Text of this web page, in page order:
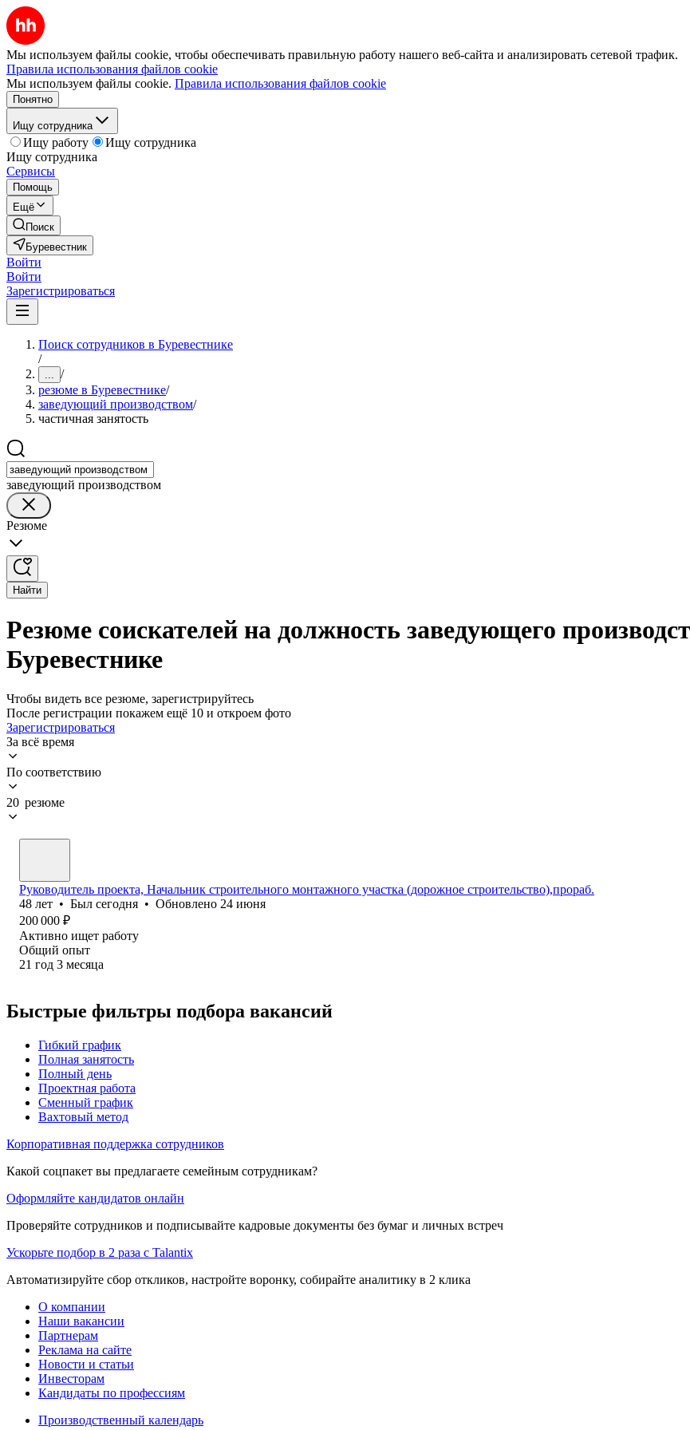
Мы используем файлы cookie, чтобы обеспечивать правильную работу нашего веб-сайта и анализировать сетевой трафик.
Правила использования файлов cookie
Мы используем файлы cookie. Правила использования файлов cookie
Понятно
Ищу сотрудника
Ищу работу
Ищу сотрудника
Ищу сотрудника
Сервисы
Помощь
Ещё
Поиск
Буревестник
Войти
Войти
Зарегистрироваться
Поиск сотрудников в Буревестнике
/
... /
резюме в Буревестнике/
заведующий производством/
частичная занятость
заведующий производством
Резюме
Найти
Резюме соискателей на должность заведующего
Буревестнике
Чтобы видеть все резюме, зарегистрируйтесь
После регистрации покажем ещё 10 и откроем фото
Зарегистрироваться
За всё время
По соответствию
20 резюме
Руководитель проекта, Начальник строительного монтажного участка (дорожное строительство),прораб.
48 лет • Был сегодня • Обновлено 24 июня
200 000 ₽
Активно ищет работу
Общий опыт
21 год 3 месяца
Быстрые фильтры подбора вакансий
Гибкий график
Полная занятость
Полный день
Проектная работа
Сменный график
Вахтовый метод
Корпоративная поддержка сотрудников
Какой соцпакет вы предлагаете семейным сотрудникам?
Оформляйте кандидатов онлайн
Проверяйте сотрудников и подписывайте кадровые документы без бумаг и личных встреч
Ускорьте подбор в 2 раза с Talantix
Автоматизируйте сбор откликов, настройте воронку, собирайте аналитику в 2 клика
О компании
Наши вакансии
Партнерам
Реклама на сайте
Новости и статьи
Инвесторам
Кандидаты по профессиям
Производственный календарь